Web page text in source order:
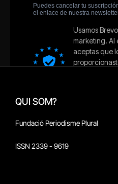
QUI SOM?
Fundació Periodisme Plural
ISSN 2339 - 9619